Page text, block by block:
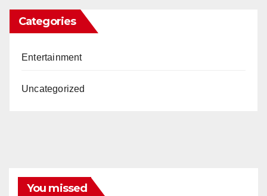
Categories
Entertainment
Uncategorized
You missed